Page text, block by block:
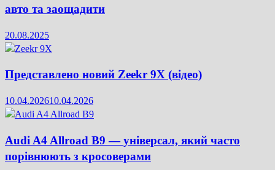
авто та заощадити
20.08.2025
Представлено новий Zeekr 9X (відео)
10.04.202610.04.2026
Audi A4 Allroad B9 — універсал, який часто
порівнюють з кросоверами